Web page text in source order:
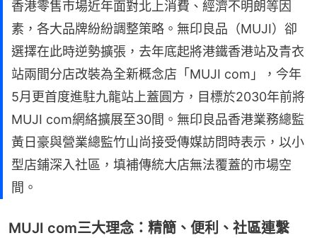
香港零售市場近年面對北上消費、經濟不明朗等因
素，各大品牌紛紛調整策略。無印良品（MUJI）卻
選擇在此時逆勢擴張，去年底起將港鐵香港站及青衣
站兩間分店改裝為全新概念店「MUJI com」，今年
5月更首度進駐九龍站上蓋圓方，目標於2030年前將
MUJI com網絡擴展至30間。無印良品香港業務總監
黃日豪與營業總監竹山尚接受傳媒訪問時表示，以小
型店鋪深入社區，填補傳統大店無法覆蓋的市場空
間。
MUJI com三大理念：精簡、便利、社區連繫